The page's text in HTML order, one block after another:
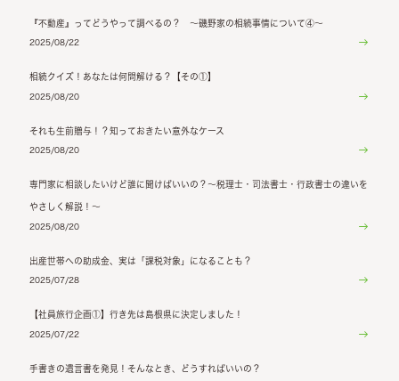
『不動産』ってどうやって調べるの？ ～磯野家の相続事情について④～
2025/08/22
相続クイズ！あなたは何問解ける？【その①】
2025/08/20
それも生前贈与！？知っておきたい意外なケース
2025/08/20
専門家に相談したいけど誰に聞けばいいの？～税理士・司法書士・行政書士の違いを
やさしく解説！～
2025/08/20
出産世帯への助成金、実は「課税対象」になることも？
2025/07/28
【社員旅行企画①】行き先は島根県に決定しました！
2025/07/22
手書きの遺言書を発見！そんなとき、どうすればいいの？